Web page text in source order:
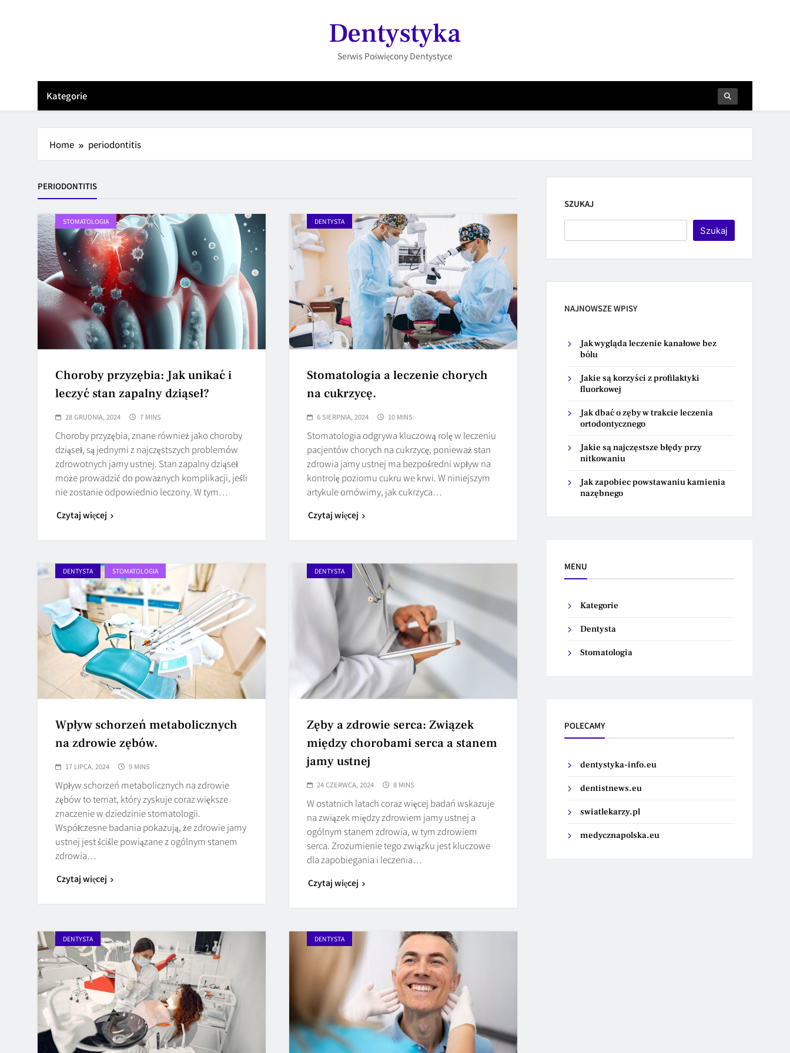
Dentystyka
Serwis Poświęcony Dentystyce
Kategorie
Home periodontitis
PERIODONTITIS
STOMATOLOGIA
Choroby przyzębia: Jak unikać i
leczyć stan zapalny dziąseł?
28 GRUDNIA, 2024 7 MINS
Choroby przyzębia, znane również jako choroby
dziąseł, są jednymi z najczęstszych problemów
zdrowotnych jamy ustnej. Stan zapalny dziąseł
może prowadzić do poważnych komplikacji, jeśli
nie zostanie odpowiednio leczony. W tym…
Czytaj więcej
DENTYSTA
Stomatologia a leczenie chorych
na cukrzycę.
6 SIERPNIA, 2024 10 MINS
Stomatologia odgrywa kluczową rolę w leczeniu
pacjentów chorych na cukrzycę, ponieważ stan
zdrowia jamy ustnej ma bezpośredni wpływ na
kontrolę poziomu cukru we krwi. W niniejszym
artykule omówimy, jak cukrzyca…
Czytaj więcej
DENTYSTA STOMATOLOGIA
Wpływ schorzeń metabolicznych
na zdrowie zębów.
17 LIPCA, 2024 9 MINS
Wpływ schorzeń metabolicznych na zdrowie
zębów to temat, który zyskuje coraz większe
znaczenie w dziedzinie stomatologii.
Współczesne badania pokazują, że zdrowie jamy
ustnej jest ściśle powiązane z ogólnym stanem
zdrowia…
Czytaj więcej
DENTYSTA
Zęby a zdrowie serca: Związek
między chorobami serca a stanem
jamy ustnej
24 CZERWCA, 2024 8 MINS
W ostatnich latach coraz więcej badań wskazuje
na związek między zdrowiem jamy ustnej a
ogólnym stanem zdrowia, w tym zdrowiem
serca. Zrozumienie tego związku jest kluczowe
dla zapobiegania i leczenia…
Czytaj więcej
DENTYSTA DENTYSTA
SZUKAJ
Szukaj
NAJNOWSZE WPISY
Jak wygląda leczenie kanałowe bez
bólu
Jakie są korzyści z profilaktyki
fluorkowej
Jak dbać o zęby w trakcie leczenia
ortodontycznego
Jakie są najczęstsze błędy przy
nitkowaniu
Jak zapobiec powstawaniu kamienia
nazębnego
MENU
Kategorie
Dentysta
Stomatologia
POLECAMY
dentystyka-info.eu
dentistnews.eu
swiatlekarzy.pl
medycznapolska.eu